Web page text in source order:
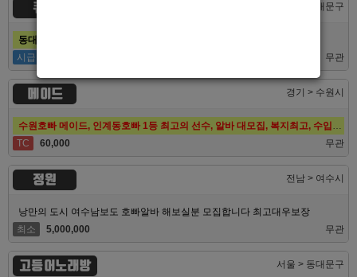
큐브 서울 > 동대문구
동대문호빠 큐브, 장안동호빠 최고의 대우로 선수 모집합니다.
시급
무관
메이드 경기 > 수원시
TC
60,000 무관
정원 전남 > 여수시
낭만의 도시 여수남보도 호빠알바 해보실분 모집합니다 최고대우보장
최소
5,000,000 무관
고등어노래방 서울 > 동대문구